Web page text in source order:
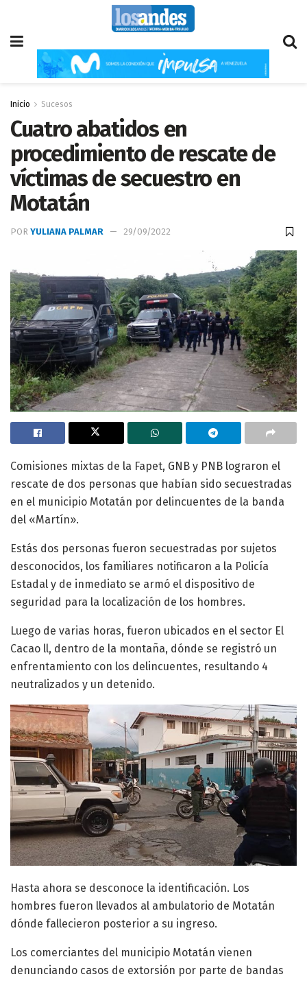
Inicio Sucesos
Cuatro abatidos en
procedimiento de rescate de
víctimas de secuestro en
Motatán
POR YULIANA PALMAR 29/09/2022
Comisiones mixtas de la Fapet, GNB y PNB lograron el
rescate de dos personas que habían sido secuestradas
en el municipio Motatán por delincuentes de la banda
del «Martín».
Estás dos personas fueron secuestradas por sujetos
desconocidos, los familiares notificaron a la Policía
Estadal y de inmediato se armó el dispositivo de
seguridad para la localización de los hombres.
Luego de varias horas, fueron ubicados en el sector El
Cacao ll, dentro de la montaña, dónde se registró un
enfrentamiento con los delincuentes, resultando 4
neutralizados y un detenido.
Hasta ahora se desconoce la identificación. Los
hombres fueron llevados al ambulatorio de Motatán
dónde fallecieron posterior a su ingreso.
Los comerciantes del municipio Motatán vienen
denunciando casos de extorsión por parte de bandas